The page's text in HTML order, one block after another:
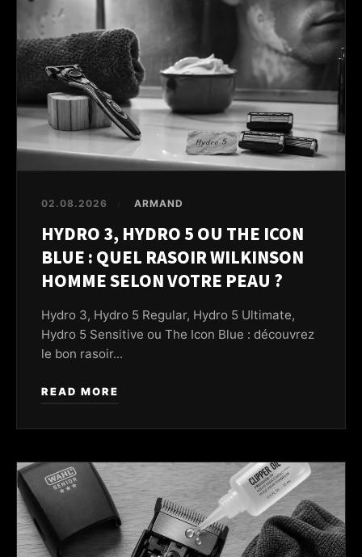
02.08.2026 ARMAND
HYDRO 3, HYDRO 5 OU THE ICON
BLUE : QUEL RASOIR WILKINSON
HOMME SELON VOTRE PEAU ?
Hydro 3, Hydro 5 Regular, Hydro 5 Ultimate,
Hydro 5 Sensitive ou The Icon Blue : découvrez
le bon rasoir...
READ MORE